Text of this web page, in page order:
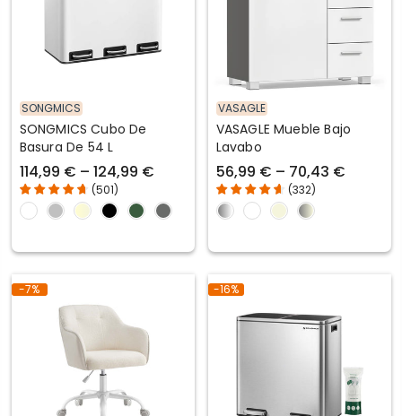
SONGMICS
SONGMICS Cubo De
Basura De 54 L
114,99 € – 124,99 €
(501)
VASAGLE
VASAGLE Mueble Bajo
Lavabo
56,99 € – 70,43 €
(332)
-7% -16%